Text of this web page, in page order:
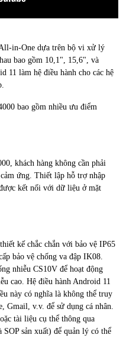
in-One dựa trên bộ vi xử lý
bao gồm 10,1", 15,6", và
11 làm hệ điều hành cho các hệ
bao gồm nhiều ưu điểm
khách hàng không cần phải
ứng. Thiết lập hỗ trợ nhập
kết nối với dữ liệu ở mặt
kế chắc chắn với bảo vệ IP65
bảo vệ chống va đập IK08.
nhiễu CS10V để hoạt động
cao. Hệ điều hành Android 11
này có nghĩa là không thể truy
Gmail, v.v. để sử dụng cá nhân.
tài liệu cụ thể thông qua
sản xuất) để quản lý có thể